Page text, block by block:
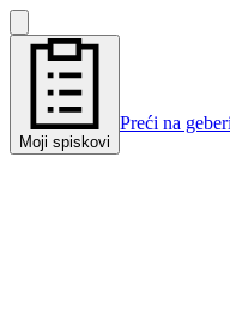
Moji spiskovi
Preći na